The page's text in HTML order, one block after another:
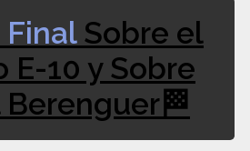
Final Sobre el
E-10 y Sobre